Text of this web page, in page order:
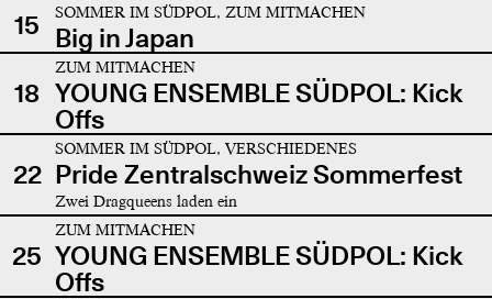
15 SOMMER IM SÜDPOL, ZUM MITMACHEN
Big in Japan
18
ZUM MITMACHEN
YOUNG ENSEMBLE SÜDPOL: Kick
Offs
22
SOMMER IM SÜDPOL, VERSCHIEDENES
Pride Zentralschweiz Sommerfest
Zwei Dragqueens laden ein
25
ZUM MITMACHEN
YOUNG ENSEMBLE SÜDPOL: Kick
Offs